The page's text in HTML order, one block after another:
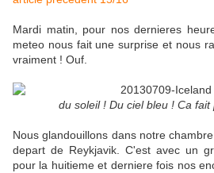
Mardi matin, pour nos dernieres
meteo nous fait une surprise et nous
vraiment ! Ouf.
du soleil ! Du ciel bleu ! Ca fait
Nous glandouillons dans notre
depart de Reykjavik. C'est avec un
pour la huitieme et derniere fois nos